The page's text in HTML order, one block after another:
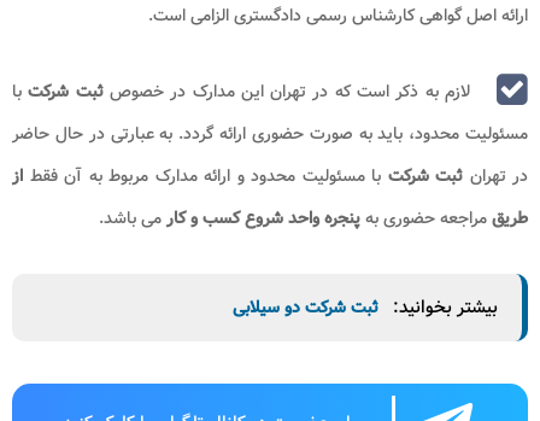
ارائه اصل گواهی کارشناس رسمی دادگستری الزامی است.
لازم به ذکر است که در تهران این مدارک در خصوصثبت شرکت با
مسئولیت محدود، باید به صورت حضوری ارائه گردد. به عبارتی در حال حاضر
در تهران ثبت شرکت با مسئولیت محدود و ارائه مدارک مربوط به آن فقط از
طریقمراجعه حضوری بهپنجره واحد شروع کسب و کارمی باشد.
بیشتر بخوانید: ثبت شرکت دو سیلابی